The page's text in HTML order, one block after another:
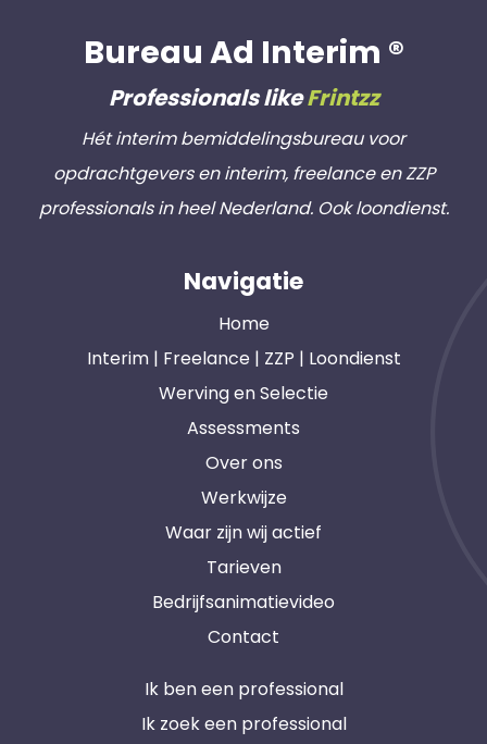
Bureau Ad Interim ®
Professionals likeFrintzz
Hét interim bemiddelingsbureau voor
opdrachtgevers en interim, freelance en ZZP
professionals in heel Nederland. Ook loondienst.
Navigatie
Home
Interim | Freelance | ZZP | Loondienst
Werving en Selectie
Assessments
Over ons
Werkwijze
Waar zijn wij actief
Tarieven
Bedrijfsanimatievideo
Contact
Ik ben een professional
Ik zoek een professional